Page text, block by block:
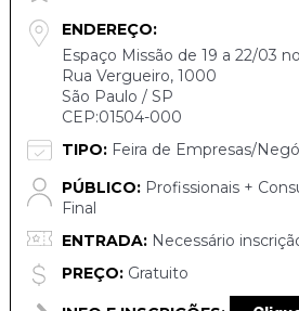
ENDEREÇO:
Espaço Missão de 19 a 22/03
Rua Vergueiro, 1000
São Paulo / SP
CEP:01504-000
TIPO:Feira de Empresas/
PÚBLICO:Profissionais +
Final
ENTRADA:Necessário
PREÇO:Gratuito